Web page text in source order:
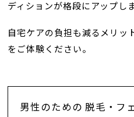
ディションが格段にアップしま
自宅ケアの負担も減るメリッ
をご体験ください。
男性のための 脱毛・フ